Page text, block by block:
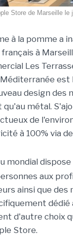
Store de Marseille
à la pomme a
à
Les
est
design des
métal.
de
à 100% via
mondial
aux
ainsi que
dédié
d'autre choix
Store.